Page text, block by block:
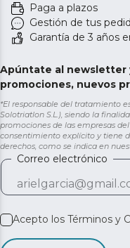
Paga a plazos
Gestión de tus
Garantía de 3 años
Apúntate al newsletter
promociones, nuevos
*El responsable del tratamiento
Solotriatlon S.L.), siendo la
promociones de las empresas
consentimiento explícito y tiene
derechos, como se indica en
Correo electrónico
Acepto los Términos y